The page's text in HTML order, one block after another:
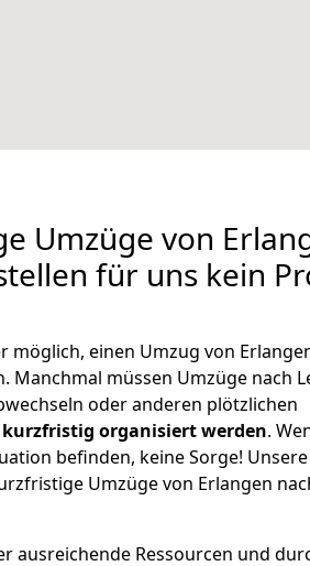
Umzüge von
für uns kein
möglich, einen Umzug von
Manchmal müssen Umzüge nach
oder anderen plötzlichen
organisiert werden.
befinden, keine Sorge!
Umzüge von Erlangen
ausreichende Ressourcen und